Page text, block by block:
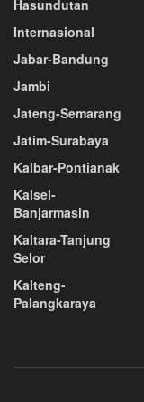
Hasundutan
Internasional
Jabar-Bandung
Jambi
Jateng-Semarang
Jatim-Surabaya
Kalbar-Pontianak
Kalsel-
Banjarmasin
Kaltara-Tanjung
Selor
Kalteng-
Palangkaraya